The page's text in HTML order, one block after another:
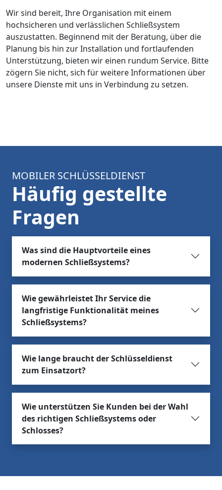
Wir sind bereit, Ihre Organisation mit einem
hochsicheren und verlässlichen Schließsystem
auszustatten. Beginnend mit der Beratung, über die
Planung bis hin zur Installation und fortlaufenden
Unterstützung, bieten wir einen rundum Service. Bitte
zögern Sie nicht, sich für weitere Informationen über
unsere Dienste mit uns in Verbindung zu setzen.
MOBILER SCHLÜSSELDIENST
Häufig gestellte
Fragen
Was sind die Hauptvorteile eines
modernen Schließsystems?
Wie gewährleistet Ihr Service die
langfristige Funktionalität meines
Schließsystems?
Wie lange braucht der Schlüsseldienst
zum Einsatzort?
Wie unterstützen Sie Kunden bei der Wahl
des richtigen Schließsystems oder
Schlosses?